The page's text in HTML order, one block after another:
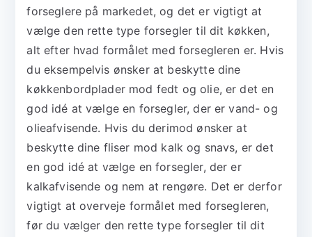
forseglere på markedet, og det er vigtigt at
vælge den rette type forsegler til dit køkken,
alt efter hvad formålet med forsegleren er. Hvis
du eksempelvis ønsker at beskytte dine
køkkenbordplader mod fedt og olie, er det en
god idé at vælge en forsegler, der er vand- og
olieafvisende. Hvis du derimod ønsker at
beskytte dine fliser mod kalk og snavs, er det
en god idé at vælge en forsegler, der er
kalkafvisende og nem at rengøre. Det er derfor
vigtigt at overveje formålet med forsegleren,
før du vælger den rette type forsegler til dit